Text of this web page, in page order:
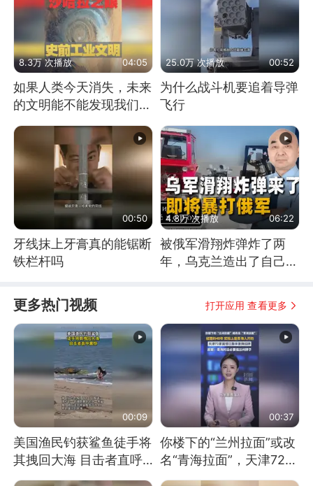
8.3万 次播放 04:05
如果人类今天消失，未来
的文明能不能发现我们存
25.0万 次播放 00:52
为什么战斗机要追着导弹
飞行
00:50
牙线抹上牙膏真的能锯断
铁栏杆吗
4.8万 次播放 06:22
被俄军滑翔炸弹炸了两
年，乌克兰造出了自己
更多热门视频 打开应用 查看更多
00:09
美国渔民钓获鲨鱼徒手将
其拽回大海 目击者直呼
震惊 （视频来源：参考
00:37
你楼下的“兰州拉面”或改
名“青海拉面”，天津72家
面馆已集体更换招牌